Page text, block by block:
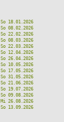
So 18.01.2026
So 08.02.2026
So 22.02.2026
So 08.03.2026
So 22.03.2026
So 12.04.2026
So 26.04.2026
So 10.05.2026
So 17.05.2026
So 31.05.2026
So 21.06.2026
So 19.07.2026
So 09.08.2026
Mi 26.08.2026
So 13.09.2026